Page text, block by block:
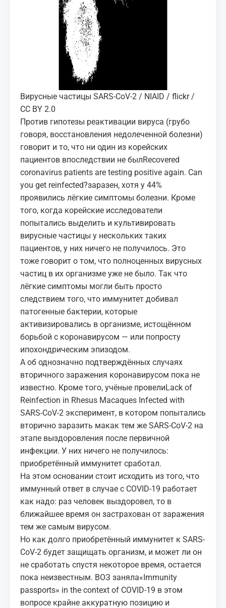
Вирусные частицы SARS-CoV-2 / NIAID / flickr /
CC BY 2.0
Против гипотезы реактивации вируса (грубо
говоря, восстановления недолеченной болезни)
говорит и то, что ни один из корейских
пациентов впоследствии не былRecovered
coronavirus patients are testing positive again. Can
you get reinfected?заразен, хотя у 44%
проявились лёгкие симптомы болезни. Кроме
того, когда корейские исследователи
попытались выделить и культивировать
вирусные частицы у нескольких таких
пациентов, у них ничего не получилось. Это
тоже говорит о том, что полноценных вирусных
частиц в их организме уже не было. Так что
лёгкие симптомы могли быть просто
следствием того, что иммунитет добивал
патогенные бактерии, которые
активизировались в организме, истощённом
борьбой с коронавирусом — или попросту
ипохондрическим эпизодом.
А об однозначно подтверждённых случаях
вторичного заражения коронавирусом пока не
известно. Кроме того, учёные провелиLack of
Reinfection in Rhesus Macaques Infected with
SARS-CoV-2 эксперимент, в котором попытались
вторично заразить макак тем же SARS-CoV-2 на
этапе выздоровления после первичной
инфекции. У них ничего не получилось:
приобретённый иммунитет сработал.
На этом основании стоит исходить из того, что
иммунный ответ в случае с COVID-19 работает
как надо: раз человек выздоровел, то в
ближайшее время он застрахован от заражения
тем же самым вирусом.
Но как долго приобретённый иммунитет к SARS-
CoV-2 будет защищать организм, и может ли он
не сработать спустя некоторое время, остается
пока неизвестным. ВОЗ заняла«Immunity
passports» in the context of COVID-19 в этом
вопросе крайне аккуратную позицию и